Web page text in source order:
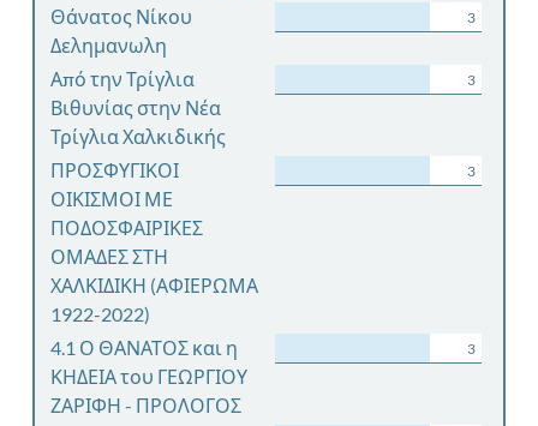
Θάνατος Νίκου
Δελημανωλη
3
Από την Τρίγλια
Βιθυνίας στην Νέα
Τρίγλια Χαλκιδικής
3
ΠΡΟΣΦΥΓΙΚΟΙ
ΟΙΚΙΣΜΟΙ ΜΕ
ΠΟΔΟΣΦΑΙΡΙΚΕΣ
ΟΜΑΔΕΣ ΣΤΗ
ΧΑΛΚΙΔΙΚΗ (ΑΦΙΕΡΩΜΑ
1922-2022)
3
4.1 Ο ΘΑΝΑΤΟΣ και η
ΚΗΔΕΙΑ του ΓΕΩΡΓΙΟΥ
ΖΑΡΙΦΗ - ΠΡΟΛΟΓΟΣ
3